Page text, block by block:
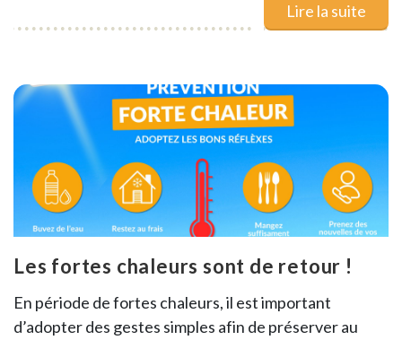
Lire la suite
Les fortes chaleurs sont de retour !
En période de fortes chaleurs, il est important
d’adopter des gestes simples afin de préserver au